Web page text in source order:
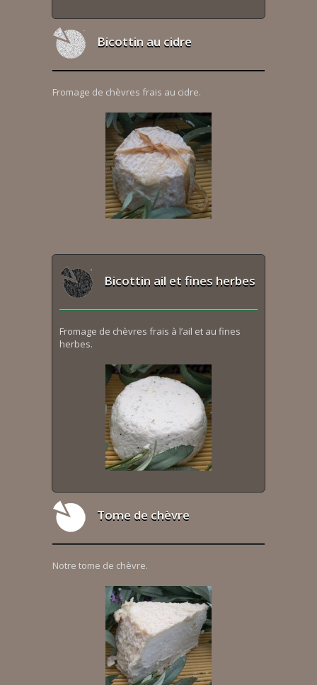
Bicottin au cidre
Fromage de chèvres frais au cidre.
Bicottin ail et fines herbes
Fromage de chèvres frais à l’ail et au fines
herbes.
Tome de chèvre
Notre tome de chèvre.